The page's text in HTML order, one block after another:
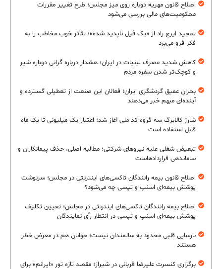
اصلاح قانون مهریه دوباره روی میز مجلس؛ طرح تغییر مقررات
محکومیت‌های مالی بررسی می‌شود
تمجید ایرج راد از «یک فیل ناپدید شده»؛ تئاتر خوب مخاطب را به
فکر فرو می‌برد
کاهش شدید مصرف لبنیات در ایران؛ هشدار درباره گرانی دوباره شیر
و کوچک‌تر شدن سفره مردم
بحران عمیق گردشگری ایران؛ فعالان این صنعت از تعطیلی گسترده و
آینده‌ای مبهم خبر می‌دهند
شارژ کالابرگ سه گروه کد ملی آغاز شد؛ اعتبار یک میلیونی تا یک ماه
قابل استفاده است
تبعیض شغلی علیه نیروهای شرکتی؛ مطالبه اصلی، حذف پیمانکاران و
ساماندهی قراردادهاست
اصلاح قانون بیمه رانندگان تاکسی‌های اینترنتی در مجلس؛ سرنوشت
پوشش بیمه‌ای اسنپ و تپسی چه می‌شود؟
اصلاح بیمه رانندگان تاکسی‌های اینترنتی در مجلس؛ تعیین تکلیف
پوشش بیمه‌ای اسنپ و تپسی در انتظار رأی نمایندگان
نارسایی قلبی محدود به سالمندان نیست؛ جوانان هم در معرض خطر
هستند
برگزاری کنسرت علیرضا قربانی در شیراز؛ مقصد تازه تور «ایرانم» برای